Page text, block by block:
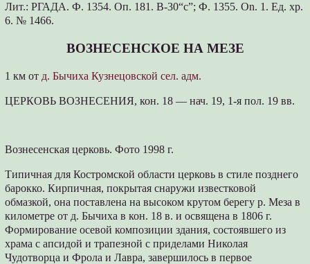
Лит.: РГАДА. Ф. 1354. Оп. 181. В-30“с”; Ф. 1355. On. 1. Ед. хр.
6. № 1466.
ВОЗНЕСЕНСКОЕ НА МЕЗЕ
1 км от д. Бычиха Кузнецовской сел. адм.
ЦЕРКОВЬ ВОЗНЕСЕНИЯ, кон. 18 — нач. 19, 1-я пол. 19 вв.
Вознесенская церковь. Фото 1998 г.
Типичная для Костромской области церковь в стиле позднего
барокко. Кирпичная, покрытая снаружи известковой
обмазкой, она поставлена на высоком крутом берегу р. Меза в
километре от д. Бычиха в кон. 18 в. и освящена в 1806 г.
Формирование осевой композиции здания, состоявшего из
храма с апсидой и трапезной с приделами Николая
Чудотворца и Фрола и Лавра, завершилось в первое